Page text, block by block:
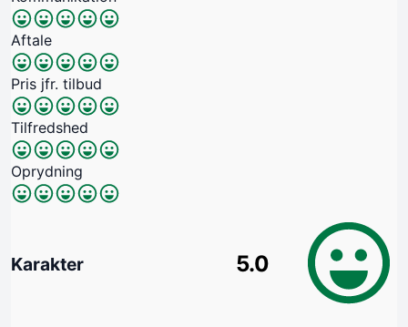
Aftale
Pris jfr. tilbud
Tilfredshed
Oprydning
Karakter 5.0